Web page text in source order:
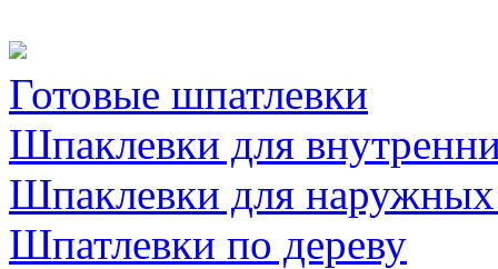
Готовые шпатлевки
Шпаклевки для
Шпаклевки для наружных
Шпатлевки по дереву